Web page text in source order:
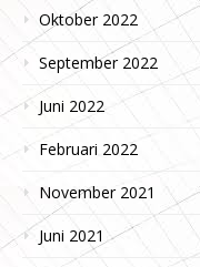
Oktober 2022
September 2022
Juni 2022
Februari 2022
November 2021
Juni 2021